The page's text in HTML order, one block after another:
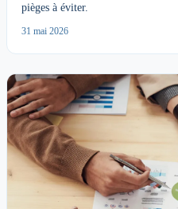
pièges à éviter.
31 mai 2026